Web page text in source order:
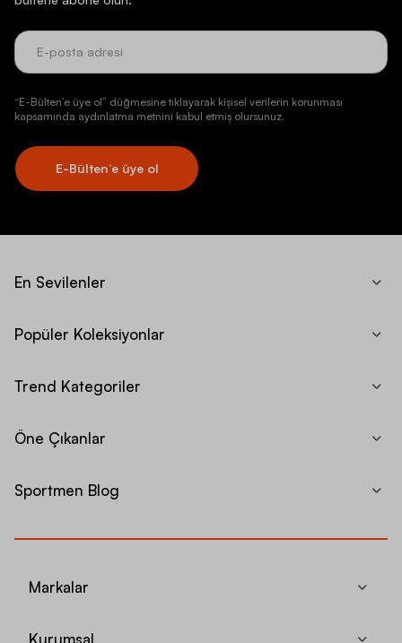
“E-Bülten’e üye ol” düğmesine tıklayarak kişisel verilerin korunması
kapsamında aydınlatma metnini kabul etmiş olursunuz.
E-Bülten’e üye ol
En Sevilenler
Popüler Koleksiyonlar
Trend Kategoriler
Öne Çıkanlar
Sportmen Blog
Markalar
Kurumsal